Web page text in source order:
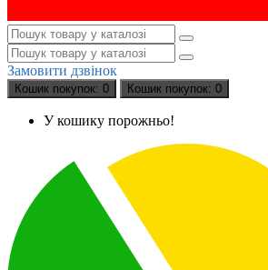
Замовити дзвінок
Кошик покупок: 0 Кошик покупок: 0
У кошику порожньо!